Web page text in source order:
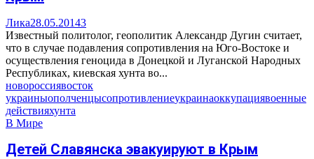
Лика28.05.20143
Известный политолог, геополитик Александр Дугин считает,
что в случае подавления сопротивления на Юго-Востоке и
осуществления геноцида в Донецкой и Луганской Народных
Республиках, киевская хунта во...
новороссиявосток
украиныополченцысопротивлениеукраинаоккупациявоенные
действияхунта
В Мире
Детей Славянска эвакуируют в Крым